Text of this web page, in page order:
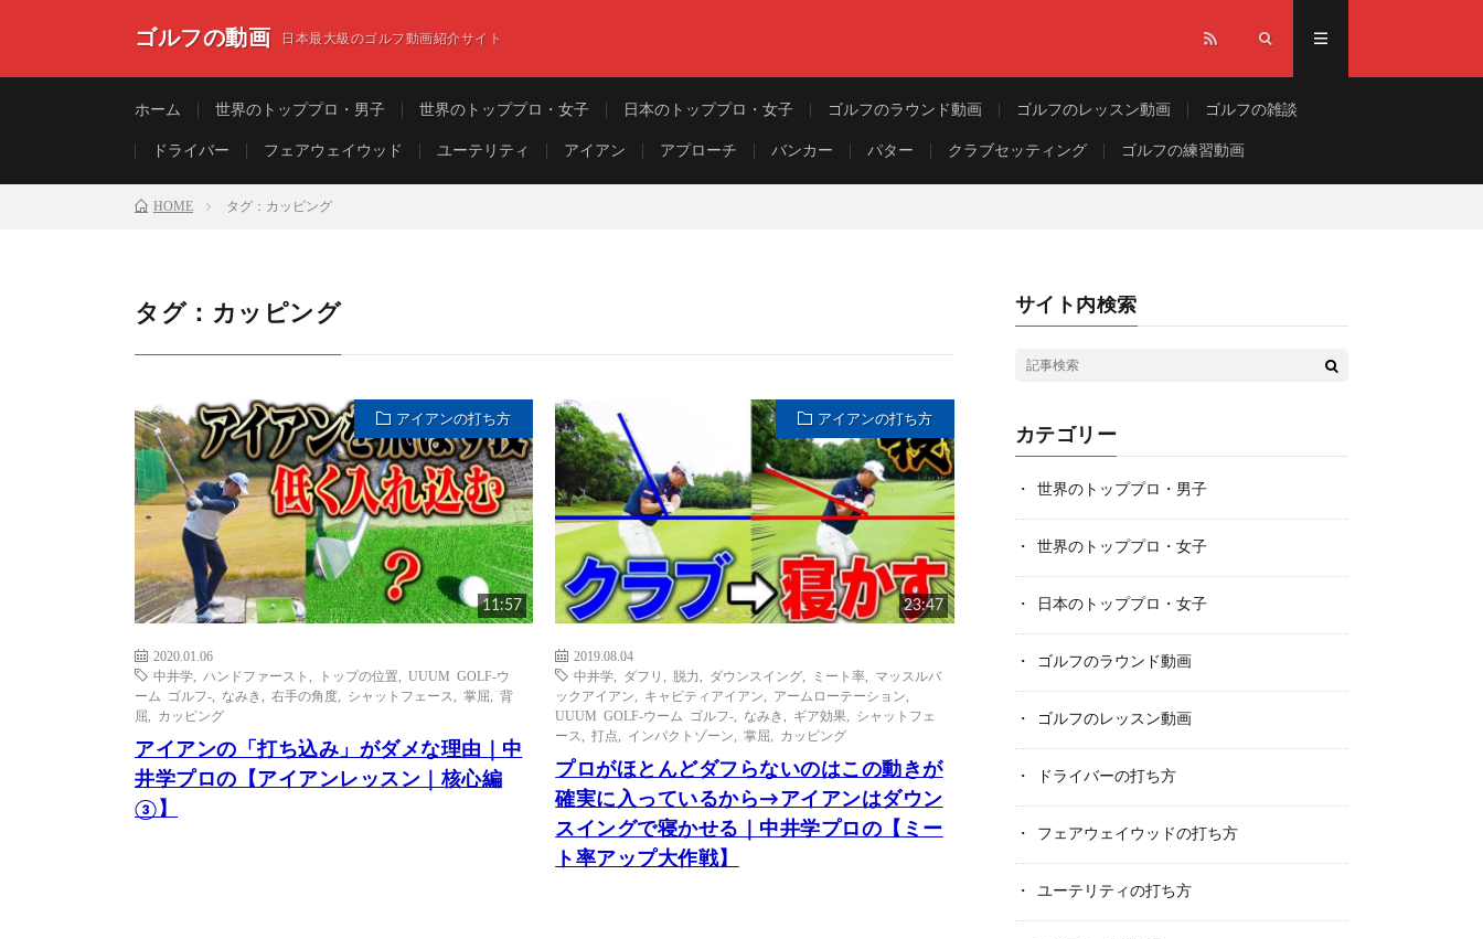
ゴルフの動画 日本最大級のゴルフ動画紹介サイト
ホーム 世界のトッププロ・男子 世界のトッププロ・女子 日本のトッププロ・女子 ゴルフのラウンド動画 ゴルフのレッスン動画 ゴルフの雑談
ドライバー フェアウェイウッド ユーテリティ アイアン アプローチ バンカー パター クラブセッティング ゴルフの練習動画
HOME タグ：カッピング
タグ：カッピング
アイアンの打ち方
11:57
2020.01.06
中井学
ハンドファースト トップの位置
UUUM GOLF-ウ
ーム ゴルフ-
なみき 右手の角度 シャットフェース 掌屈
背
屈
カッピング
アイアンの「打ち込み」がダメな理由｜中
井学プロの【アイアンレッスン｜核心編
③】
アイアンの打ち方
23:47
2019.08.04
中井学
ダフリ 脱力 ダウンスイング ミート率
マッスルバ
ックアイアン
キャビティアイアン アームローテーション
UUUM GOLF-ウーム ゴルフ-
なみき ギア効果
シャットフェ
ース
,打点 インパクトゾーン ,掌屈 カッピング
プロがほとんどダフらないのはこの動きが
確実に入っているから→アイアンはダウン
スイングで寝かせる｜中井学プロの【ミー
ト率アップ大作戦】
サイト内検索
カテゴリー
世界のトッププロ・男子
世界のトッププロ・女子
日本のトッププロ・女子
ゴルフのラウンド動画
ゴルフのレッスン動画
ドライバーの打ち方
フェアウェイウッドの打ち方
ユーテリティの打ち方